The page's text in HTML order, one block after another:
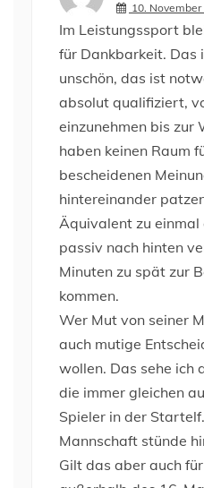
10.
Im Leistungssport
für Dankbarkeit. Das
unschön, das ist
absolut qualifiziert,
einzunehmen bis zur
haben keinen Raum
bescheidenen
hintereinander
Äquivalent zu einmal
passiv nach hinten
Minuten zu spät zur
kommen.
Wer Mut von seiner
auch mutige
wollen. Das sehe ich
die immer gleichen
Spieler in der
Mannschaft stünde
Gilt das aber auch